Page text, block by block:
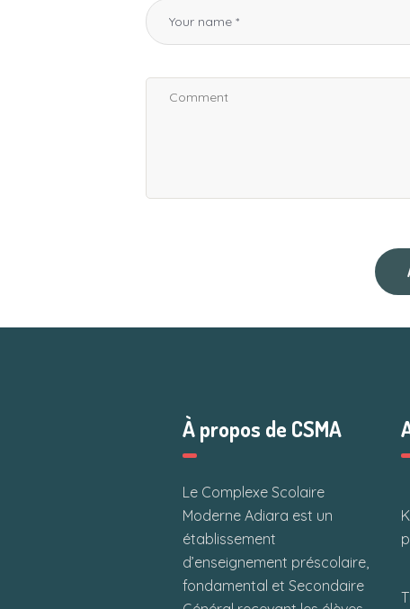
À propos de CSMA
Le Complexe Scolaire
Moderne Adiara est un
établissement
d’enseignement préscolaire,
fondamental et Secondaire